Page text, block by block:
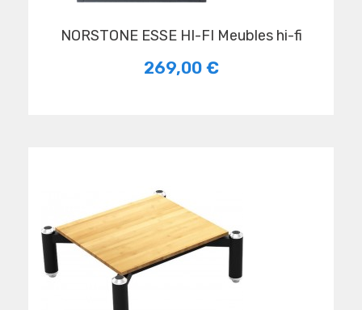
NORSTONE ESSE HI-FI Meubles hi-fi
269,00 €